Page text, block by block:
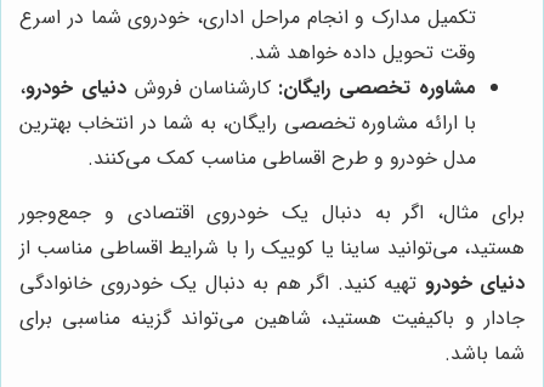
تکمیل مدارک و انجام مراحل اداری، خودروی شما در اسرع
وقت تحویل داده خواهد شد.
مشاوره تخصصی رایگان: کارشناسان فروشدنیای خودرو،
با ارائه مشاوره تخصصی رایگان، به شما در انتخاب بهترین
مدل خودرو و طرح اقساطی مناسب کمک می‌کنند.
برای مثال، اگر به دنبال یک خودروی اقتصادی و جمع‌وجور
هستید، می‌توانید ساینا یا کوییک را با شرایط اقساطی مناسب از
دنیای خودرو تهیه کنید. اگر هم به دنبال یک خودروی خانوادگی
جادار و باکیفیت هستید، شاهین می‌تواند گزینه مناسبی برای
شما باشد.